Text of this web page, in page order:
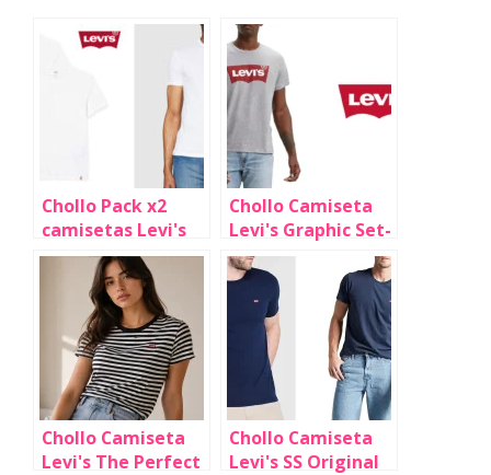
Chollo Pack x2
camisetas Levi's
Slim Crew Tee
para hombre por
sólo 27,30€ (-29%)
Chollo Camiseta
Levi's Graphic Set-
In Neck para
hombre por sólo
13,49€ (-55%)
Chollo Camiseta
Levi's The Perfect
Chollo Camiseta
Levi's SS Original